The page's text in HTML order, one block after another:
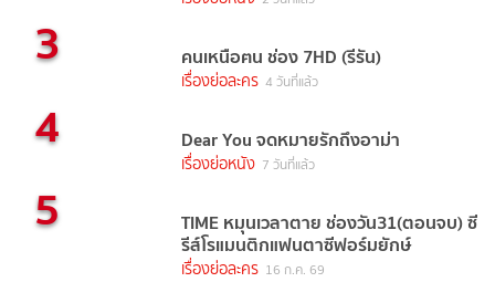
3 คนเหนือฅน ช่อง 7HD (รีรัน)
เรื่องย่อละคร 4 วันที่แล้ว
4 Dear You จดหมายรักถึงอาม่า
เรื่องย่อหนัง 7 วันที่แล้ว
5 TIME หมุนเวลาตาย ช่องวัน31(ตอนจบ) ซี
รีส์โรแมนติกแฟนตาซีฟอร์มยักษ์
เรื่องย่อละคร 16 ก.ค. 69